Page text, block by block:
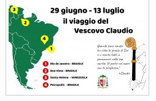
e
d
l
i
e
t
“
m
e